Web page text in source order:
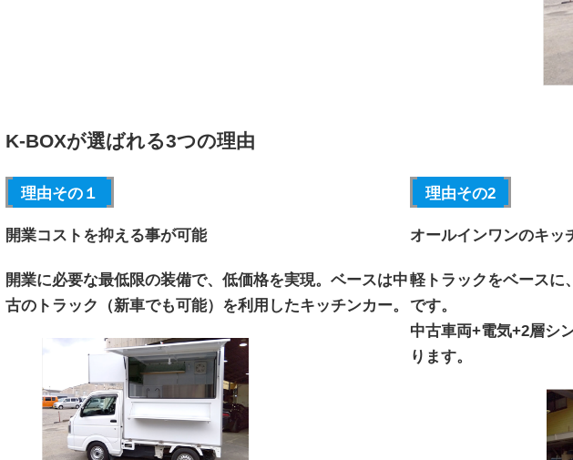
K-BOXが選ばれる3つの理由
理由その１
開業コストを抑える事が可能
開業に必要な最低限の装備で、低価格を実現。ベースは中
古のトラック（新車でも可能）を利用したキッチンカー。
理由その2
オールインワンのキッ
軽トラックをベースに
です。
中古車両+電気+2層シ
ります。